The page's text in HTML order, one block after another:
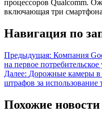
процессоров Qualcomm.
включающая три
Навигация по
Предыдущая: Компания
на первое потребительское
Далее: Дорожные камеры в
штрафов за использование
Похожие новости